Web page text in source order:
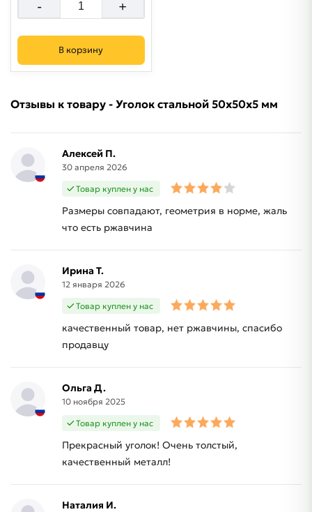
- +
В корзину
Отзывы к товару - Уголок стальной 50х50х5 мм
Алексей П.
30 апреля 2026
Товар куплен у нас
Размеры совпадают, геометрия в норме, жаль
что есть ржавчина
Ирина Т.
12 января 2026
Товар куплен у нас
качественный товар, нет ржавчины, спасибо
продавцу
Ольга Д.
10 ноября 2025
Товар куплен у нас
Прекрасный уголок! Очень толстый,
качественный металл!
Наталия И.